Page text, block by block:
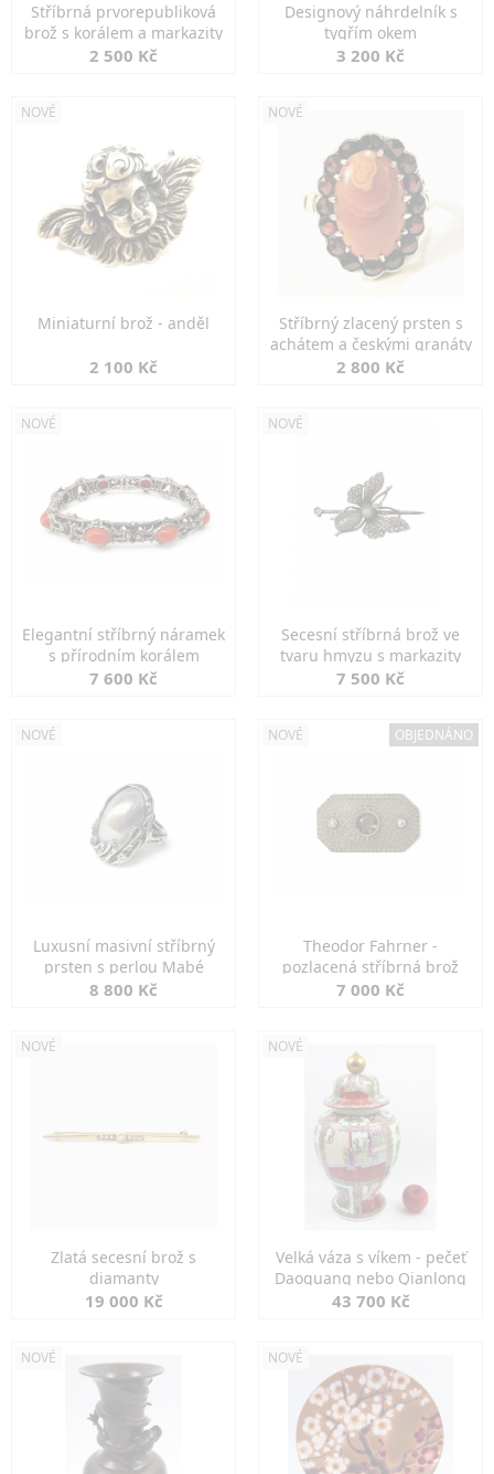
Stříbrná prvorepubliková
brož s korálem a markazity
2 500 Kč
Designový náhrdelník s
tygřím okem
3 200 Kč
NOVÉ
Miniaturní brož - anděl
2 100 Kč
NOVÉ
Stříbrný zlacený prsten s
achátem a českými granáty
2 800 Kč
NOVÉ
Elegantní stříbrný náramek
s přírodním korálem
7 600 Kč
NOVÉ
Secesní stříbrná brož ve
tvaru hmyzu s markazity
7 500 Kč
NOVÉ
Luxusní masivní stříbrný
prsten s perlou Mabé
8 800 Kč
NOVÉ OBJEDNÁNO
Theodor Fahrner -
pozlacená stříbrná brož
7 000 Kč
NOVÉ
Zlatá secesní brož s
diamanty
19 000 Kč
NOVÉ
Velká váza s víkem - pečeť
Daoguang nebo Qianlong
43 700 Kč
NOVÉ NOVÉ